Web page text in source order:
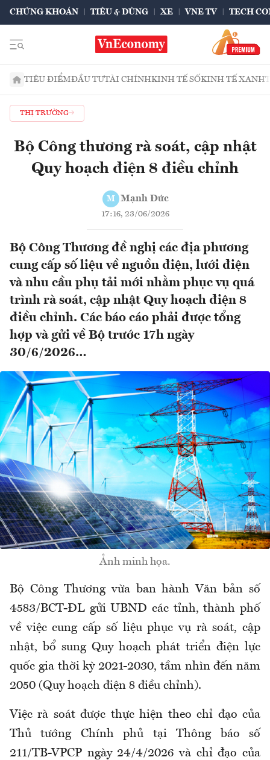
CHỨNG KHOÁN TIÊU & DÙNG XE VNE TV TECH
TIÊU ĐIỂMĐẦU TƯTÀI CHÍNHKINH TẾ SỐKINH TẾ XANH
THỊ TRƯỜNG
Bộ Công thương rà soát, cập nhật
Quy hoạch điện 8 điều chỉnh
M Mạnh Đức
17:16, 23/06/2026
Bộ Công Thương đề nghị các địa phương
cung cấp số liệu về nguồn điện, lưới điện
và nhu cầu phụ tải mới nhằm phục vụ quá
trình rà soát, cập nhật Quy hoạch điện 8
điều chỉnh. Các báo cáo phải được tổng
hợp và gửi về Bộ trước 17h ngày
30/6/2026…
Ảnh minh họa.
Bộ Công Thương vừa ban hành Văn bản số
4583/BCT-ĐL gửi UBND các tỉnh, thành phố
về việc cung cấp số liệu phục vụ rà soát, cập
nhật, bổ sung Quy hoạch phát triển điện lực
quốc gia thời kỳ 2021-2030, tầm nhìn đến năm
2050 (Quy hoạch điện 8 điều chỉnh).
Việc rà soát được thực hiện theo chỉ đạo của
Thủ tướng Chính phủ tại Thông báo số
211/TB-VPCP ngày 24/4/2026 và chỉ đạo của